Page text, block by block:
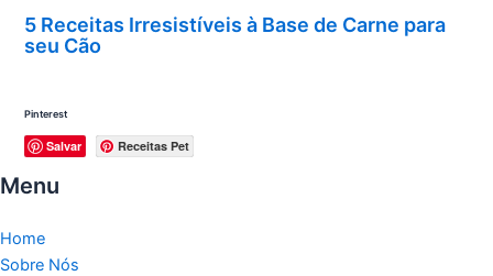
5 Receitas Irresistíveis à Base de Carne para
seu Cão
Pinterest
Salvar Receitas Pet
Menu
Home
Sobre Nós